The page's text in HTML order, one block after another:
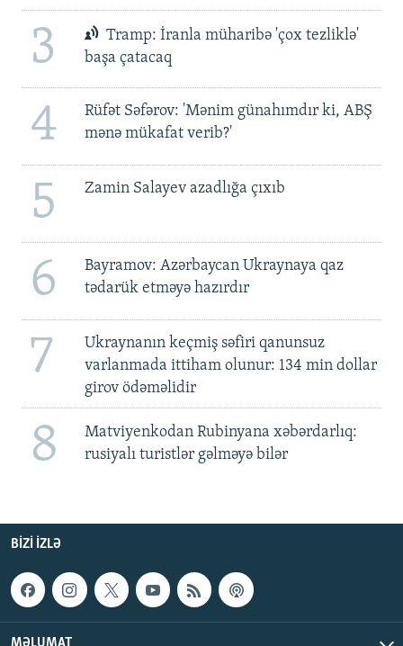
3
Tramp: İranla müharibə 'çox tezliklə'
başa çatacaq
4
Rüfət Səfərov: 'Mənim günahımdır ki, ABŞ
mənə mükafat verib?'
5 Zamin Salayev azadlığa çıxıb
6
Bayramov: Azərbaycan Ukraynaya qaz
tədarük etməyə hazırdır
7
Ukraynanın keçmiş səfiri qanunsuz
varlanmada ittiham olunur: 134 min dollar
girov ödəməlidir
8
Matviyenkodan Rubinyana xəbərdarlıq:
rusiyalı turistlər gəlməyə bilər
BIZI IZLƏ
MƏLUMAT